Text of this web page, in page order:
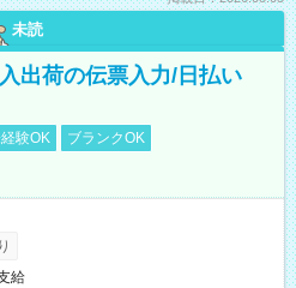
未読
出荷の伝票入力/日払い
験OK
ブランクOK
給